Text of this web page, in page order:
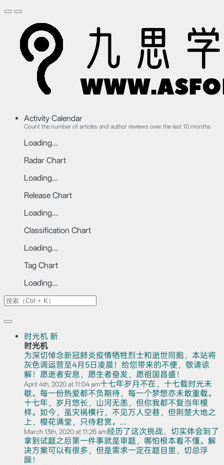
Activity Calendar
Count the number of articles and author reviews over the last 10 months
Loading...
Radar Chart
Loading...
Release Chart
Loading...
Classification Chart
Loading...
Tag Chart
Loading...
时光机 新
时光机
为深切悼念新冠肺炎疫情牺牲烈士和逝世同胞，本站将
灰色调运营至4月5日凌晨！给您带来的不便，敬请谅
解！愿逝者安息，愿生者奋发，愿祖国昌盛！
April 4th, 2020 at 11:04 am十七年岁月不在，十七载时光未
歇。每一份热爱都不负期待，每一个梦想亦未敢重载。
十七年，岁月悠长，山河无恙，但你我都不复当年模
样。如今，虽灾祸横行，不见万人空巷，但荆楚大地之
上，樱花满堂，只待君赏。...
March 13th, 2020 at 11:26 am经历了这次挑战，切实体会到了
拿到试题之后第一件事就是审题，哪怕根本看不懂。解
决方案可以有很多，但是需求一定在题目里，切忌浮
躁！